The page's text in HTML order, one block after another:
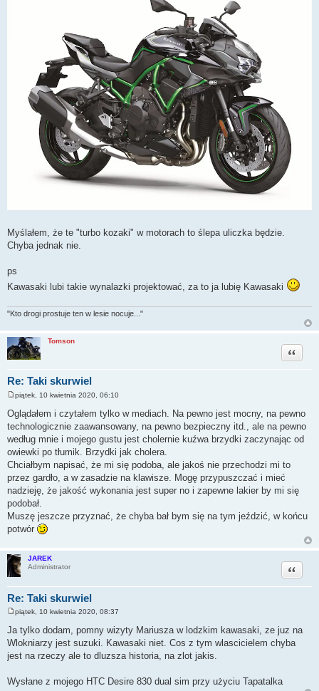
Myślałem, że te "turbo kozaki" w motorach to ślepa uliczka będzie.
Chyba jednak nie.
ps
Kawasaki lubi takie wynalazki projektować, za to ja lubię Kawasaki
"Kto drogi prostuje ten w lesie nocuje..."
Tomson
Re: Taki skurwiel
Cytuj
P
s
t
piątek, 10 kwietnia 2020, 06:10
Oglądałem i czytałem tylko w mediach. Na pewno jest mocny, na pewno
technologicznie zaawansowany, na pewno bezpieczny itd., ale na pewno
według mnie i mojego gustu jest cholernie kuźwa brzydki zaczynając od
owiewki po tłumik. Brzydki jak cholera.
Chciałbym napisać, że mi się podoba, ale jakoś nie przechodzi mi to
przez gardło, a w zasadzie na klawisze. Mogę przypuszczać i mieć
nadzieję, że jakość wykonania jest super no i zapewne lakier by mi się
podobał.
Muszę jeszcze przyznać, że chyba bał bym się na tym jeździć, w końcu
potwór
JAREK
Administrator
Re: Taki skurwiel
Cytuj
P
s
t
piątek, 10 kwietnia 2020, 08:37
Ja tylko dodam, pomny wizyty Mariusza w lodzkim kawasaki, ze juz na
Wlokniarzy jest suzuki. Kawasaki niet. Cos z tym wlascicielem chyba
jest na rzeczy ale to dluzsza historia, na zlot jakis.
Wysłane z mojego HTC Desire 830 dual sim przy użyciu Tapatalka